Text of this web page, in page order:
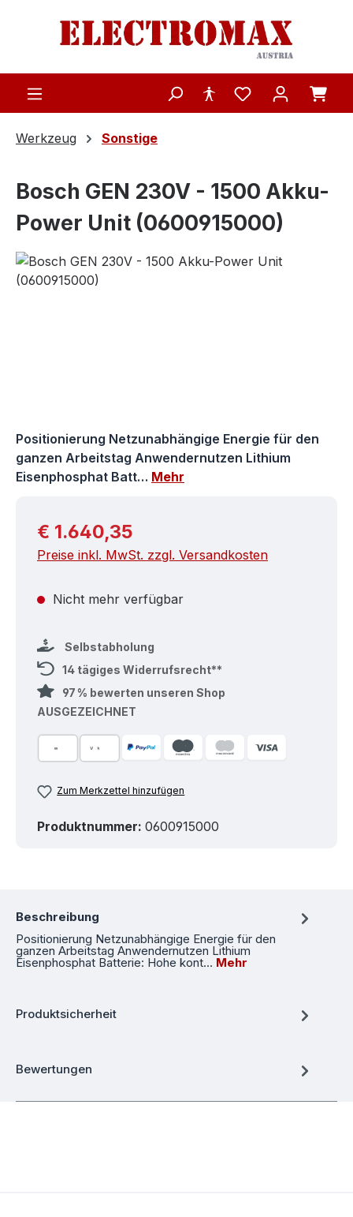
Zum Hauptinhalt springen
Werkzeug Sonstige
Bosch GEN 230V - 1500 Akku-
Power Unit (0600915000)
Bildergalerie überspringen
Positionierung Netzunabhängige Energie für den
ganzen Arbeitstag Anwendernutzen Lithium
Eisenphosphat Batt… Mehr
Regulärer Preis:
€ 1.640,35
Preise inkl. MwSt. zzgl. Versandkosten
Nicht mehr verfügbar
Selbstabholung
14 tägiges Widerrufsrecht**
97 % bewerten unseren Shop
AUSGEZEICHNET
Zum Merkzettel hinzufügen
Produktnummer: 0600915000
Beschreibung
Positionierung Netzunabhängige Energie für den
ganzen Arbeitstag Anwendernutzen Lithium
Eisenphosphat Batterie: Hohe kont… Mehr
Produktsicherheit
Bewertungen